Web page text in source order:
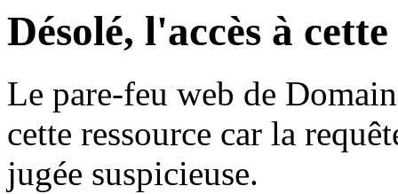
Désolé, l'accès à
Le pare-feu web de
cette ressource car la
jugée suspicieuse.